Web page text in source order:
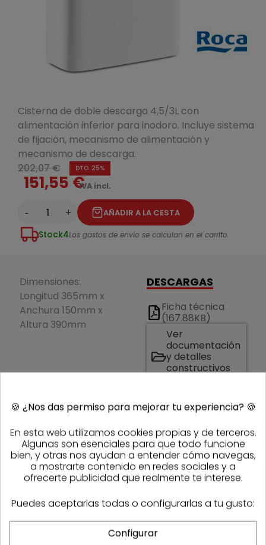
Cisterna de doble descarga 4,5/3L con
alimentación inferior para inodoro. Incluye sistema
de fijación, mecanismo de alimentación y
mecanismo de descarga.
202,07 €
DTO. 25%
151,55 €IVA incl.
- + AÑADIR A LA CESTA
Stock4Los gastos de envío se calculan en el carrito.
Dimensiones:
Longitud 365mm x
Anchura 150mm x
Altura 390mm
DESCARGAS
Ficha técnica
(167.88KB)
Ver
documentación
y detalles
constructivos
REFERENCIAS
Código
Sasmak
10015921
Referencia
fabricante
A341470000
🍪 ¿Nos das permiso para mejorar tu experiencia? 🍪
En esta web utilizamos cookies propias y de terceros.
Algunas son esenciales para que todo funcione
bien, y otras nos ayudan a entender cómo navegas,
a mostrarte contenido en redes sociales y a
ofrecerte publicidad que realmente te interese.
Puedes aceptarlas todas o configurarlas a tu gusto:
Configurar